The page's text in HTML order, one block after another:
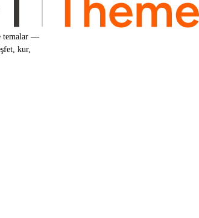
temalar —
kur,